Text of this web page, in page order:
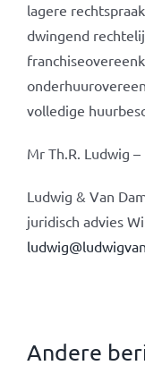
lagere
dwingend
volledige
Mr Th.R. Ludwig
Ludwig & Van
juridisch advies
Andere